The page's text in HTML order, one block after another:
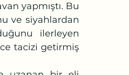
yapmıştı. Bu
ve siyahlardan
ilerleyen
tacizi getirmiş